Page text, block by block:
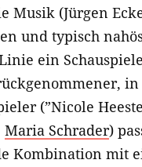
Musik (Jürgen
und typisch
ein
(”Nicole
Maria Schrader)
Kombination mit